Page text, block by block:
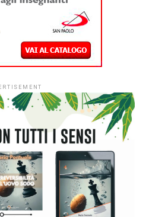
Italiana Editori (AIE)
e partecipare alla
di libri in programma dal
segna una nuova fase per
dieci anni al fianco delle
d’azione includendo anche i
infanzia.
possibile grazie alsostegno
dal 2022 ha accompagnato lo